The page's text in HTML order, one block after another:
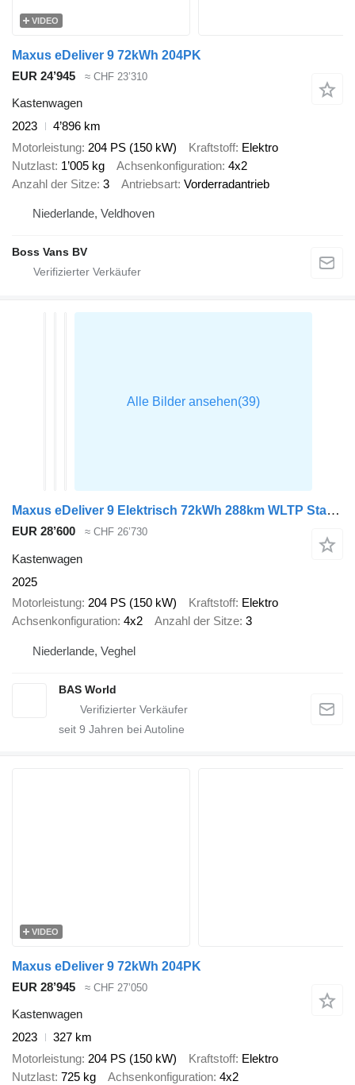
VIDEO
Maxus eDeliver 9 72kWh 204PK
EUR 24’945
≈ CHF 23’310
Kastenwagen
2023
4’896 km
Motorleistung 204 PS (150 kW) Kraftstoff Elektro
Nutzlast 1’005 kg Achsenkonfiguration 4x2
Anzahl der Sitze 3 Antriebsart Vorderradantrieb
Niederlande, Veldhoven
Boss Vans BV
Maxus eDeliver 9 Elektrisch 72kWh 288km WLTP Stad 204PK Snelladen LED
EUR 28’600 ≈ CHF 26’730
Kastenwagen
2025
Motorleistung 204 PS (150 kW) Kraftstoff Elektro
Achsenkonfiguration 4x2 Anzahl der Sitze 3
Niederlande, Veghel
BAS World
seit 9 Jahren bei Autoline
VIDEO
Maxus eDeliver 9 72kWh 204PK
EUR 28’945
≈ CHF 27’050
Kastenwagen
2023
327 km
Motorleistung 204 PS (150 kW) Kraftstoff Elektro
Nutzlast 725 kg Achsenkonfiguration 4x2